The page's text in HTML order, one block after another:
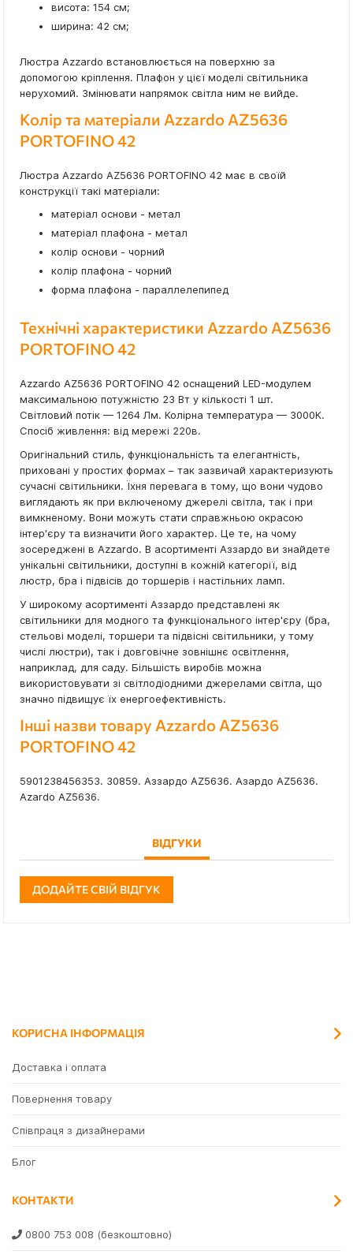
висота: 154 см;
ширина: 42 см;
Люстра Azzardo встановлюється на поверхню за
допомогою кріплення. Плафон у цієї моделі світильника
нерухомий. Змінювати напрямок світла ним не вийде.
Колір та матеріали Azzardo AZ5636
PORTOFINO 42
Люстра Azzardo AZ5636 PORTOFINO 42 має в своїй
конструкції такі матеріали:
матеріал основи - метал
матеріал плафона - метал
колір основи - чорний
колір плафона - чорний
форма плафона - параллелепипед
Технічні характеристики Azzardo AZ5636
PORTOFINO 42
Azzardo AZ5636 PORTOFINO 42 оснащений LED-модулем
максимальною потужністю 23 Вт у кількості 1 шт.
Світловий потік — 1264 Лм. Колірна температура — 3000К.
Спосіб живлення: від мережі 220в.
Оригінальний стиль, функціональність та елегантність,
приховані у простих формах – так зазвичай характеризують
сучасні світильники. Їхня перевага в тому, що вони чудово
виглядають як при включеному джерелі світла, так і при
вимкненому. Вони можуть стати справжньою окрасою
інтер'єру та визначити його характер. Це те, на чому
зосереджені в Azzardo. В асортименті Аззардо ви знайдете
унікальні світильники, доступні в кожній категорії, від
люстр, бра і підвісів до торшерів і настільних ламп.
У широкому асортименті Аззардо представлені як
світильники для модного та функціонального інтер'єру (бра,
стельові моделі, торшери та підвісні світильники, у тому
числі люстри), так і довговічне зовнішнє освітлення,
наприклад, для саду. Більшість виробів можна
використовувати зі світлодіодними джерелами світла, що
значно підвищує їх енергоефективність.
Інші назви товару Azzardo AZ5636
PORTOFINO 42
5901238456353. 30859. Аззардо AZ5636. Азардо AZ5636.
Azardo AZ5636.
ВІДГУКИ
ДОДАЙТЕ СВІЙ ВІДГУК
КОРИСНА ІНФОРМАЦІЯ
Доставка і оплата
Повернення товару
Співпраця з дизайнерами
Блог
КОНТАКТИ
0800 753 008 (безкоштовно)